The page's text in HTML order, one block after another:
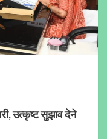
उत्कृष्ट सुझाव देने